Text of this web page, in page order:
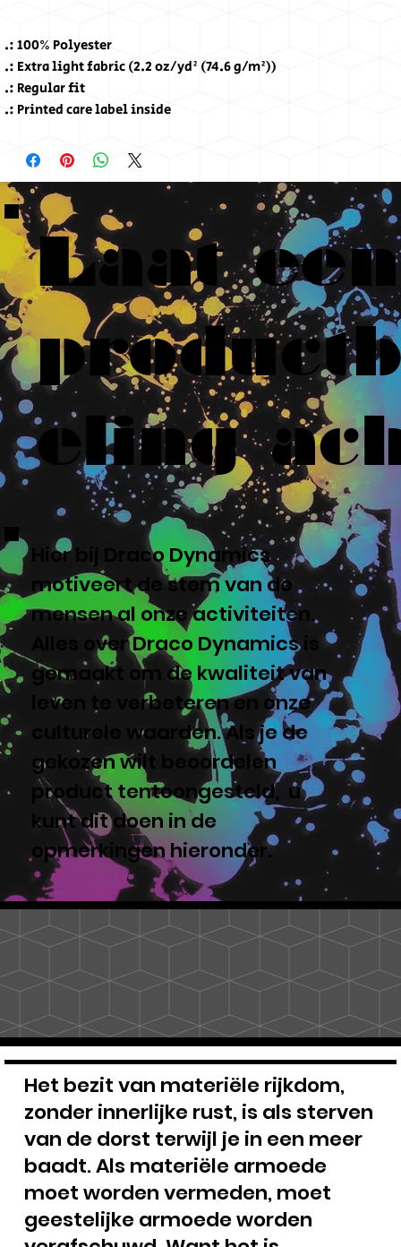
.: 100% Polyester
.: Extra light fabric (2.2 oz/yd² (74.6 g/m²))
.: Regular fit
.: Printed care label inside
Het bezit van materiële rijkdom,
zonder innerlijke rust, is als sterven
van de dorst terwijl je in een meer
baadt. Als materiële armoede
moet worden vermeden, moet
geestelijke armoede worden
Laat een
eling
Hier bij Draco Dynamics
motiveert de stem van de
mensen al onze activiteiten.
Alles over Draco Dynamics is
gemaakt om de kwaliteit van
leven te verbeteren en onze
culturele waarden. Als je de
gekozen wilt beoordelen
product tentoongesteld, u
kunt dit doen in de
opmerkingen hieronder.